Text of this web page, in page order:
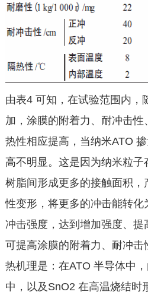
由表4 可知，在试验范围内，
加，涂膜的附着力、耐冲击
热性相应提高，当纳米ATO
高不明显。这是因为纳米粒
树脂间形成更多的接触面积
性变形，将更多的冲击能转化
冲击强度，达到增加强度、
可提高涂膜的附着力、耐冲击
热机理是：在ATO 半导体中
中，以及SnO2 在高温烧结时